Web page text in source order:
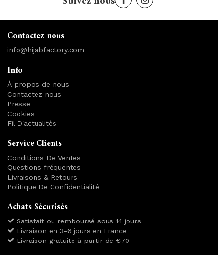
Contactez nous
info@hijabfactory.com
Info
À propos de nous
Contactez nous
Presse
Cookies
Fil D'actualitès
Service Clients
Conditions De Ventes
Questions fréquentes
Livraisons & Retours
Politique De Confidentialité
Achats Sécurisés
Satisfait ou remboursé sous 14 jours
Livraison en 3-6 jours en France
Livraison gratuite à partir de €70